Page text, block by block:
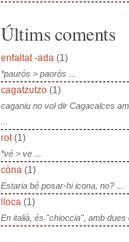
Últims coments
enfaltat -ada (1)
*paurós > paorós ...
cagatzutzo (1)
caganiu no vol dir Cagacalces
rot(1)
*vé > ve ...
còna (1)
Estaria bé posar-hi icona, no? ...
lloca (1)
En italià, és "chioccia", amb dues